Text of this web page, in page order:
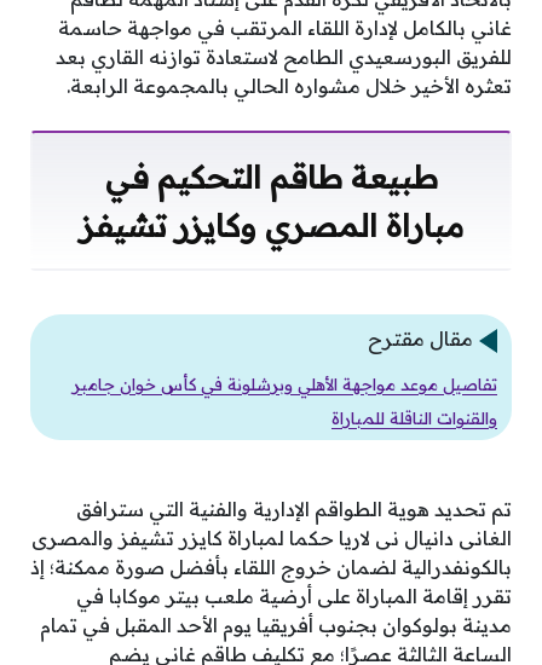
غاني بالكامل لإدارة اللقاء المرتقب في مواجهة حاسمة
للفريق البورسعيدي الطامح لاستعادة توازنه القاري بعد
تعثره الأخير خلال مشواره الحالي بالمجموعة الرابعة.
طبيعة طاقم التحكيم في
مباراة المصري وكايزر تشيفز
مقال مقترح
تفاصيل موعد مواجهة الأهلي وبرشلونة في كأس خوان جامبر
والقنوات الناقلة للمباراة
تم تحديد هوية الطواقم الإدارية والفنية التي سترافق
الغانى دانيال نى لاريا حكما لمباراة كايزر تشيفز والمصرى
بالكونفدرالية لضمان خروج اللقاء بأفضل صورة ممكنة؛ إذ
تقرر إقامة المباراة على أرضية ملعب بيتر موكابا في
مدينة بولوكوان بجنوب أفريقيا يوم الأحد المقبل في تمام
الساعة الثالثة عصرًا؛ مع تكليف طاقم غاني يضم